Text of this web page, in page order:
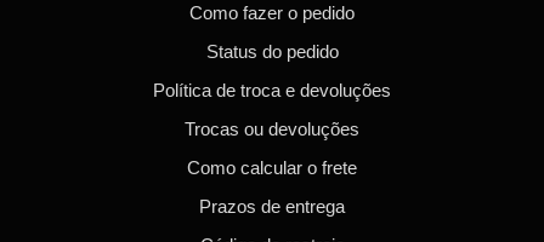
Como fazer o pedido
Status do pedido
Política de troca e devoluções
Trocas ou devoluções
Como calcular o frete
Prazos de entrega